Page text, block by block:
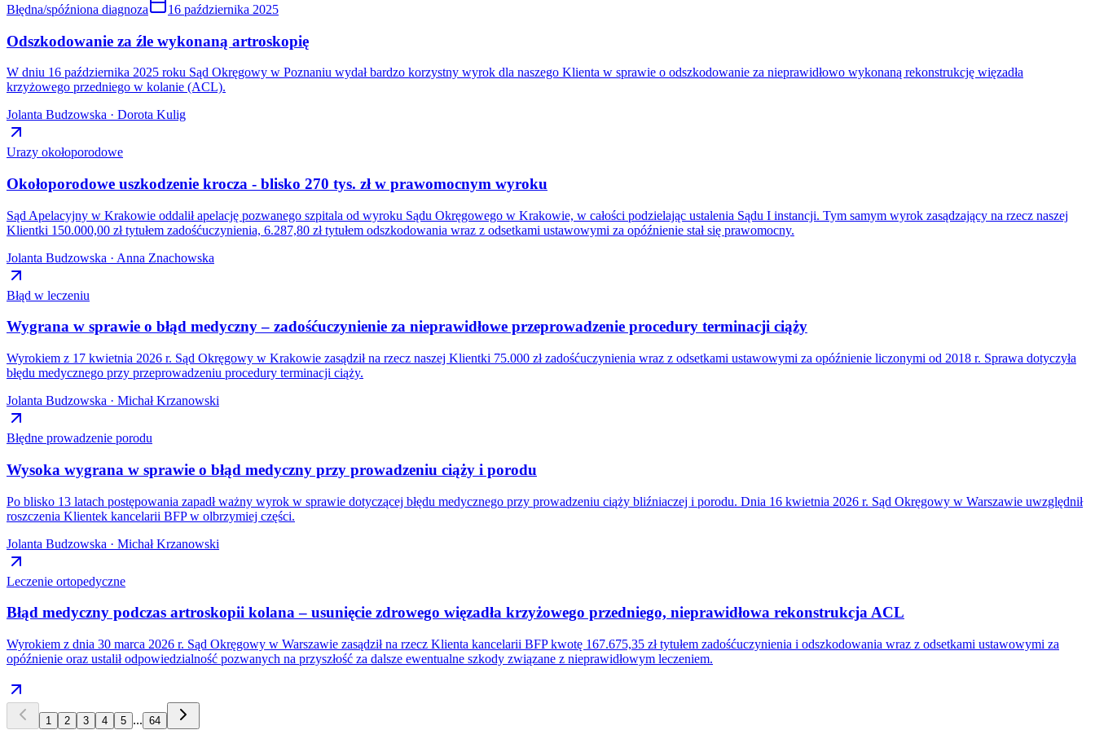
Błędna/spóźniona diagnoza 16 października 2025
Odszkodowanie za źle wykonaną artroskopię
W dniu 16 października 2025 roku Sąd Okręgowy w Poznaniu wydał bardzo korzystny wyrok dla naszego Klienta w sprawie o odszkodowanie za nieprawidłowo wykonaną rekonstrukcję więzadła
krzyżowego przedniego w kolanie (ACL).
Jolanta Budzowska · Dorota Kulig
Urazy okołoporodowe
Okołoporodowe uszkodzenie krocza - blisko 270 tys. zł w prawomocnym wyroku
Sąd Apelacyjny w Krakowie oddalił apelację pozwanego szpitala od wyroku Sądu Okręgowego w Krakowie, w całości podzielając ustalenia Sądu I instancji. Tym samym wyrok zasądzający na rzecz naszej
Klientki 150.000,00 zł tytułem zadośćuczynienia, 6.287,80 zł tytułem odszkodowania wraz z odsetkami ustawowymi za opóźnienie stał się prawomocny.
Jolanta Budzowska · Anna Znachowska
Błąd w leczeniu
Wygrana w sprawie o błąd medyczny – zadośćuczynienie za nieprawidłowe przeprowadzenie procedury terminacji ciąży
Wyrokiem z 17 kwietnia 2026 r. Sąd Okręgowy w Krakowie zasądził na rzecz naszej Klientki 75.000 zł zadośćuczynienia wraz z odsetkami ustawowymi za opóźnienie liczonymi od 2018 r. Sprawa dotyczyła
błędu medycznego przy przeprowadzeniu procedury terminacji ciąży.
Jolanta Budzowska · Michał Krzanowski
Błędne prowadzenie porodu
Wysoka wygrana w sprawie o błąd medyczny przy prowadzeniu ciąży i porodu
Po blisko 13 latach postępowania zapadł ważny wyrok w sprawie dotyczącej błędu medycznego przy prowadzeniu ciąży bliźniaczej i porodu. Dnia 16 kwietnia 2026 r. Sąd Okręgowy w Warszawie uwzględnił
roszczenia Klientek kancelarii BFP w olbrzymiej części.
Jolanta Budzowska · Michał Krzanowski
Leczenie ortopedyczne
Błąd medyczny podczas artroskopii kolana – usunięcie zdrowego więzadła krzyżowego przedniego, nieprawidłowa rekonstrukcja ACL
Wyrokiem z dnia 30 marca 2026 r. Sąd Okręgowy w Warszawie zasądził na rzecz Klienta kancelarii BFP kwotę 167.675,35 zł tytułem zadośćuczynienia i odszkodowania wraz z odsetkami ustawowymi za
opóźnienie oraz ustalił odpowiedzialność pozwanych na przyszłość za dalsze ewentualne szkody związane z nieprawidłowym leczeniem.
1 2 3 4 5 ... 64